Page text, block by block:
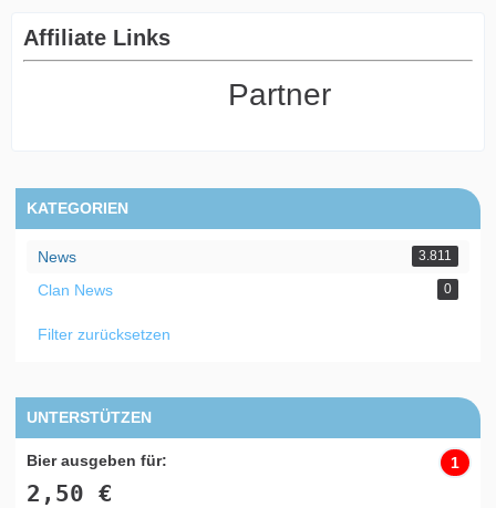
Affiliate Links
Partner
KATEGORIEN
News 3.811
Clan News 0
Filter zurücksetzen
UNTERSTÜTZEN
Bier ausgeben für:
2,50 €
1